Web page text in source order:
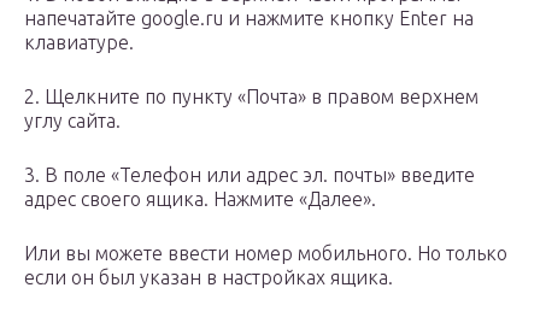
напечатайте google.ru и нажмите кнопку Enter на
клавиатуре.
2. Щелкните по пункту «Почта» в правом верхнем
углу сайта.
3. В поле «Телефон или адрес эл. почты» введите
адрес своего ящика. Нажмите «Далее».
Или вы можете ввести номер мобильного. Но только
если он был указан в настройках ящика.